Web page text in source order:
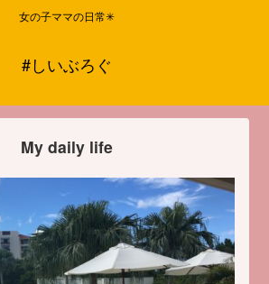
女の子ママの日常✳︎
#しいぶろぐ
My daily life